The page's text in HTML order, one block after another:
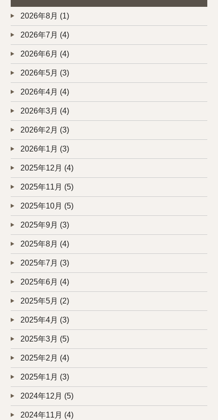
2026年8月 (1)
2026年7月 (4)
2026年6月 (4)
2026年5月 (3)
2026年4月 (4)
2026年3月 (4)
2026年2月 (3)
2026年1月 (3)
2025年12月 (4)
2025年11月 (5)
2025年10月 (5)
2025年9月 (3)
2025年8月 (4)
2025年7月 (3)
2025年6月 (4)
2025年5月 (2)
2025年4月 (3)
2025年3月 (5)
2025年2月 (4)
2025年1月 (3)
2024年12月 (5)
2024年11月 (4)